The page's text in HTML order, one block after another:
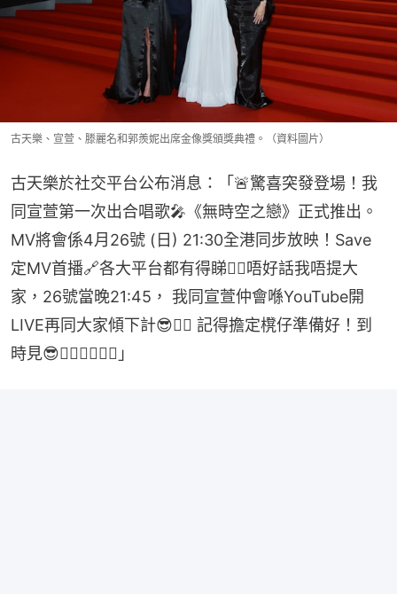
古天樂、宣萱、滕麗名和郭羨妮出席金像獎頒獎典禮。（資料圖片）
古天樂於社交平台公布消息：「🚨驚喜突發登場！​我
同宣萱第一次出合唱歌🎤《無時空之戀》正式推出。
MV將會係4月26號 (日) 21:30全港同步放映！Save
定MV首播🔗各大平台都有得睇👇🏿唔好話我唔提大
家，26號當晚21:45， 我同宣萱仲會喺YouTube開
LIVE再同大家傾下計😎👍🏿​ 記得擔定櫈仔準備好！到
時見😎👍🏿👍🏿👍🏿​」